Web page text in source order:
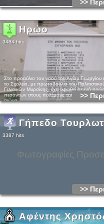
>>
Ηρώο
3484 hits
Στο προαύλιο του ναού του Αγίου Γεωργίου
το Σχολείο, με πρωτοβουλία του
Γυναικών Μυρσίνης, έχει υψωθεί σεμνό
πεσόντων στους πολέμους του πρώτου
αιώνα.
>>
Φωτογραφίες
Γήπεδο
3387 hits
>>
Αφέντης